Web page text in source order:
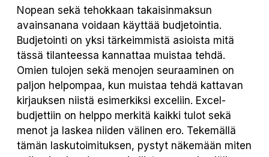
Nopean sekä tehokkaan takaisinmaksun
avainsanana voidaan käyttää budjetointia.
Budjetointi on yksi tärkeimmistä asioista mitä
tässä tilanteessa kannattaa muistaa tehdä.
Omien tulojen sekä menojen seuraaminen on
paljon helpompaa, kun muistaa tehdä kattavan
kirjauksen niistä esimerkiksi exceliin. Excel-
budjettiin on helppo merkitä kaikki tulot sekä
menot ja laskea niiden välinen ero. Tekemällä
tämän laskutoimituksen, pystyt näkemään miten